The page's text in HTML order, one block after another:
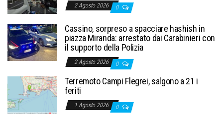
2 Agosto 2026 0
Cassino, sorpreso a spacciare hashish in
piazza Miranda: arrestato dai Carabinieri con
il supporto della Polizia
2 Agosto 2026 0
Terremoto Campi Flegrei, salgono a 21 i
feriti
1 Agosto 2026 0